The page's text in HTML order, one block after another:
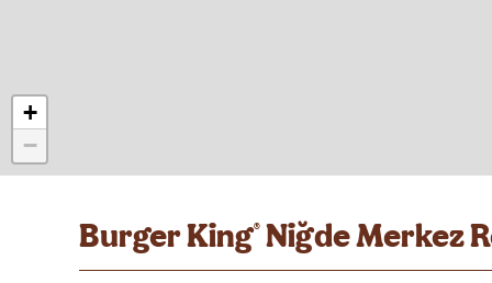
+
−
Burger King® Niğde Merkez